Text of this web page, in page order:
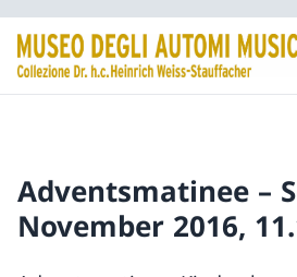
Adventsmatinee –
November 2016,